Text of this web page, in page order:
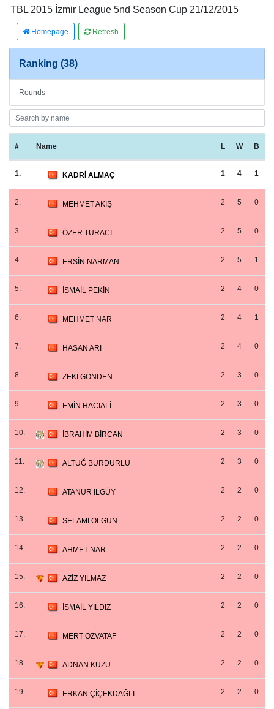
TBL 2015 İzmir League 5nd Season Cup 21/12/2015
Homepage Refresh
Ranking (38)
Rounds
# Name L W B
1. KADRİ ALMAÇ 1 4 1
2. MEHMET AKİŞ 2 5 0
3. ÖZER TURACI 2 5 0
4. ERSİN NARMAN 2 5 1
5. İSMAİL PEKİN 2 4 0
6. MEHMET NAR 2 4 1
7. HASAN ARI 2 4 0
8. ZEKİ GÖNDEN 2 3 0
9. EMİN HACIALİ 2 3 0
10. İBRAHİM BİRCAN 2 3 0
11. ALTUĞ BURDURLU 2 3 0
12. ATANUR İLGÜY 2 2 0
13. SELAMİ OLGUN 2 2 0
14. AHMET NAR 2 2 0
15. AZİZ YILMAZ 2 2 0
16. İSMAİL YILDIZ 2 2 0
17. MERT ÖZVATAF 2 2 0
18. ADNAN KUZU 2 2 0
19. ERKAN ÇİÇEKDAĞLI 2 2 0